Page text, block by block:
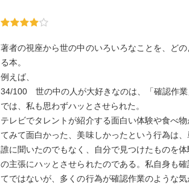
「最近の村上春樹って、どうなの？」
とても微笑ましい。
失敗したときの引き際というのは、たいてい誰で
難しいのは、成功したときの引き際だ、
つい、やりすぎて、遅れてしまうだろう。
それに、勢いづいているものを止めることも結構
優れたリーダーかどうかの差がここででる。
得意不得意というのは、
他社との関係性で決まるものである。
著者の視座から世の中のいろいろなことを、ど
る本。
例えば、
34/100 世の中の人が大好きなのは、「確認作業
では、私も思わずハッとさせられた。
テレビでタレントが紹介する面白い体験や食べ
てみて面白かった、美味しかったという行為は
誰に聞いたのでもなく、自分で見つけたものを
の主張にハッとさせられたのである。私自身も
てではないが、多くの行為が確認作業のような